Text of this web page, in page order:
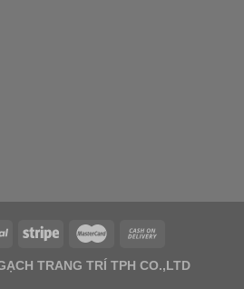
TRANG TRÍ TPH CO.,LTD